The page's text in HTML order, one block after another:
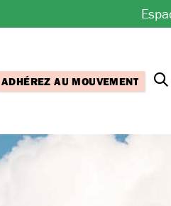
ADHÉREZ AU MOUVEMENT